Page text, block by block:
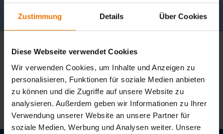
Zustimmung Details Über Cookies
Diese Webseite verwendet Cookies
Wir verwenden Cookies, um Inhalte und Anzeigen zu
personalisieren, Funktionen für soziale Medien anbieten
zu können und die Zugriffe auf unsere Website zu
analysieren. Außerdem geben wir Informationen zu Ihrer
Verwendung unserer Website an unsere Partner für
soziale Medien, Werbung und Analysen weiter. Unsere
S T U W X
0 Ergebnisse
Aktuell sind keine Ansprechpartner vorhanden.